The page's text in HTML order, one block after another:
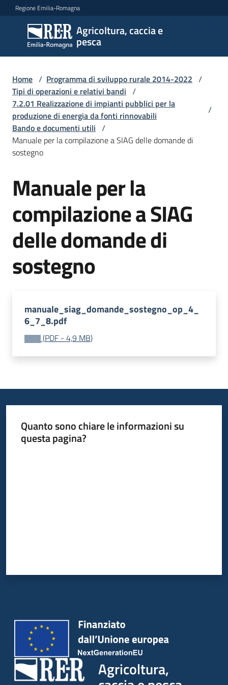
Vai al contenuto
Vai alla navigazione
Vai al footer
Regione Emilia-Romagna
Agricoltura, caccia e
pesca
Agricoltura,
caccia e
pesca
Argomenti
Novità
Servizi
Leggi
atti
bandi
Piani
programmi
Agricoltura
Seguici
Home / Programma di sviluppo rurale 2014-2022 /
Tipi di operazioni e relativi bandi /
7.2.01 Realizzazione di impianti pubblici per la
produzione di energia da fonti rinnovabili
/
Bando e documenti utili /
Manuale per la compilazione a SIAG delle domande di
sostegno
Manuale per la
compilazione a SIAG
delle domande di
sostegno
manuale_siag_domande_sostegno_op_4_
6_7_8.pdf
(PDF - 4,9 MB)
Quanto sono chiare le informazioni su
questa pagina?
Agricoltura,